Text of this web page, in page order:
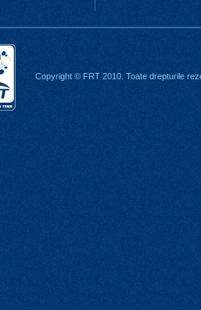
Copyright © FRT 2010. Toate drepturile